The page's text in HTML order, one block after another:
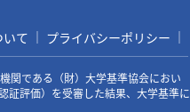
て プライバシーポリシー
関である（財）大学基準協会におい
証評価）を受審した結果、大学基準に